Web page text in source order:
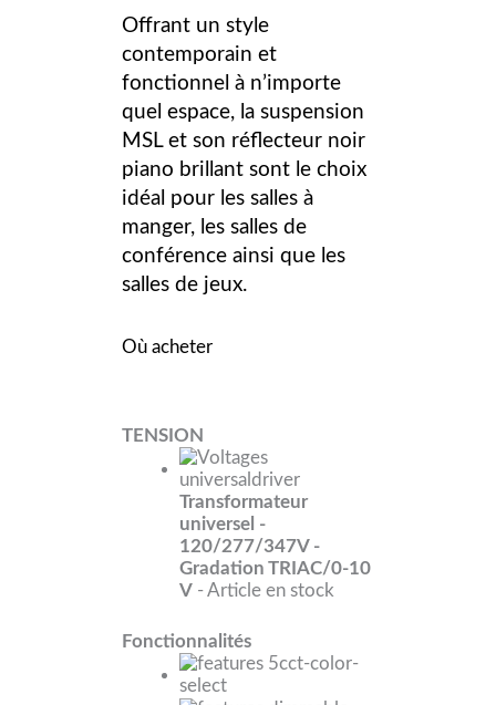
Offrant un style
contemporain et
fonctionnel à n’importe
quel espace, la suspension
MSL et son réflecteur noir
piano brillant sont le choix
idéal pour les salles à
manger, les salles de
conférence ainsi que les
salles de jeux.
Où acheter
TENSION
Transformateur
universel -
120/277/347V -
Gradation TRIAC/0-10
V- Article en stock
Fonctionnalités